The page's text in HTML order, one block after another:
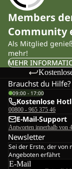
Members
Community
Als Mitglied
mehr!
MEHR
Brauchst du Hilfe?
09:00 - 17:00
Kostenlose
00800 - 965 375 46
E-Mail-Support
Antworten innerhalb von
Newsletter
Sei der Erste, der von
Angeboten erfährt
E-Mail